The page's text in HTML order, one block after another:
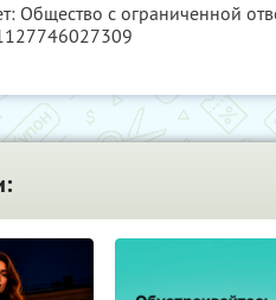
Общество с ограниченной